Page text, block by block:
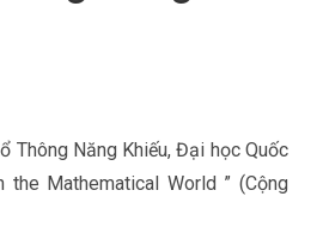
Thông Năng Khiếu, Đại học Quốc
Mathematical World ” (Cộng